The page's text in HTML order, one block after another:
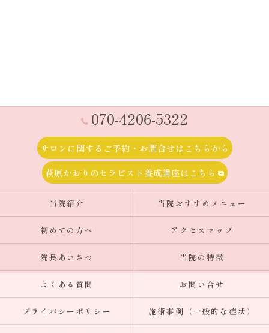
070-4206-5322
サロンに関するご予約・お問合せはこちらから
萩原かおりのセラピスト養成講座はこちら
当院紹介 当院おすすめメニュー
初めての方へ アクセスマップ
院長あいさつ 当院の特徴
よくある質問 お問い合せ
プライバシーポリシー 施術事例（一般的な症状）